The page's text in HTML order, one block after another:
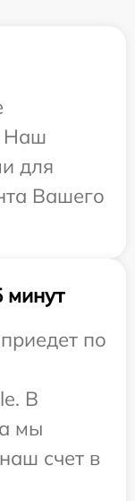
Наш
для
Вашего
минут
по
В
мы
счет в